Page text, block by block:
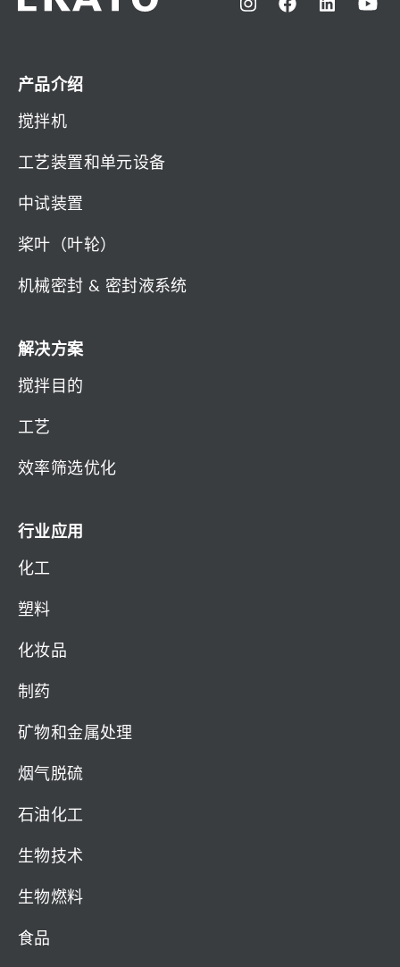
产品介绍
搅拌机
工艺装置和单元设备
中试装置
桨叶（叶轮）
机械密封 & 密封液系统
解决方案
搅拌目的
工艺
效率筛选优化
行业应用
化工
塑料
化妆品
制药
矿物和金属处理
烟气脱硫
石油化工
生物技术
生物燃料
食品